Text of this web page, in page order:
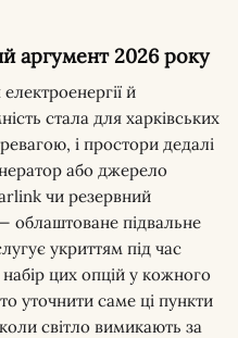
аргумент 2026 року
й
стала для харківських
і простори дедалі
або джерело
чи резервний
облаштоване підвальне
укриттям під час
цих опцій у кожного
уточнити саме ці пункти
світло вимикають за